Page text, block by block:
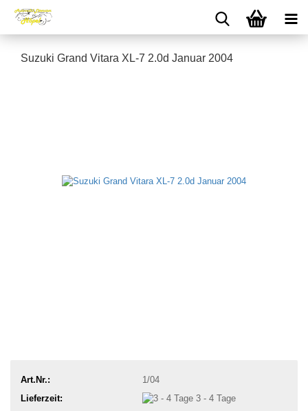
Suzuki Grand Vitara XL-7 2.0d Januar 2004
Art.Nr.:
1/04
Lieferzeit:
3 - 4 Tage